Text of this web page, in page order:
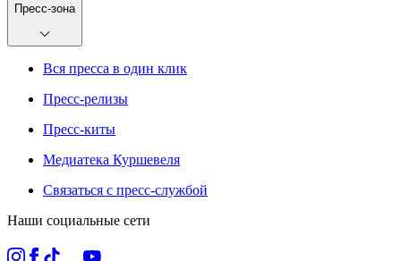
Пресс-зона
Вся пресса в один клик
Пресс-релизы
Пресс-киты
Медиатека Куршевеля
Связаться с пресс-службой
Наши социальные сети